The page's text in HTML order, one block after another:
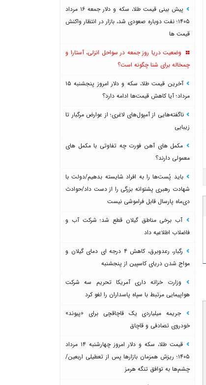
پیش بینی قیمت طلا، سکه و دلار جمعه ۱۶ مرداد
۱۴۰۵؛ نفت دوباره صعودی شد، بازار در انتظار واکنش
قیمت ها
وضعیت دریا روز جمعه در سواحل انزلی، آستارا و
چمخاله برای شنا چگونه است؟
آخرین قیمت طلا، سکه و دلار امروز پنجشنبه ۱۵
مرداد؛ آیا کاهش قیمت‌ها ادامه دارد؟
ناگفته‌هایی از آمپول‌های لاغری؛ از عوارض مرگبار تا
زیبایی
مکمل های آهن فورت چه تفاوتی با مکمل های
معمولی دارند؟
باید پُست‌ها را به افراد شایسته بدهیم/دولت با
شهادت رهبری پشتوانه بزرگی را از دست داد/حوادث
دی‌ماه پارسال قابل فراموشی نیست
آب برخی مناطق گیلان قطع شد؛ شرکت آب و
فاضلاب اطلاعیه داد
رگبار، رعدوبرق، کاهش ۴ درجه ای دمای گیلان و
مواج شدن دریای کاسپین از پنجشنبه
وزارت خزانه داری آمریکا تحریم سه شرکت
هواپیمایی مرتبط با سپاه پاسداران را لغو کرد
جریمه میلیاردی یک قاچاقچی برای «پیوند»
خودروی تصادفی و قاچاق
قیمت طلا، سکه و دلار امروز چهارشنبه ۱۴ مرداد
۱۴۰۵؛ ریزش همزمان بازارها پس از تعطیلی اربعین/
چشم‌ها به توافق تنگه هرمز